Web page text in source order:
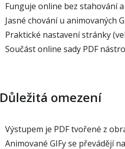
Funguje online bez stahování
Jasné chování u animovaných
Praktické nastavení stránky
Součást online sady PDF
Důležitá omezení
Výstupem je PDF tvořené z
Animované GIFy se převádějí